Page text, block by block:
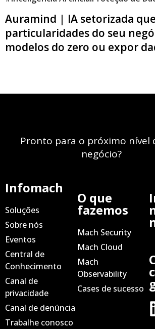
Auramind | IA setorizada
particularidades do seu
modelos do zero ou expor
Pronto para o próximo nível
negócio?
Infomach
Soluções
Sobre nós
Eventos
Central de
Conhecimento
Canal de
privacidade
Canal de denúncia
Trabalhe conosco
O que
fazemos
Mach Security
Mach Cloud
Mach
Observability
Cases de sucesso